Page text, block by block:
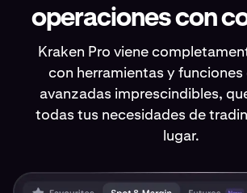
operaciones con
Kraken Pro viene
con herramientas y
avanzadas imprescindibles,
todas tus necesidades de
lugar.